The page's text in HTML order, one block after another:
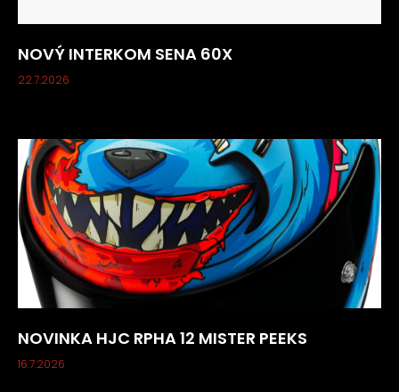
NOVÝ INTERKOM SENA 60X
22.7.2026
NOVINKA HJC RPHA 12 MISTER PEEKS
16.7.2026